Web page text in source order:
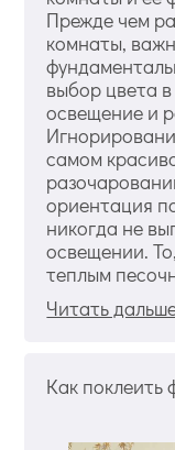
Прежде чем
комнаты,
выбор цвета
освещение и
самом
ориентация
никогда не
освещении.
теплым
Читать
Как поклеить